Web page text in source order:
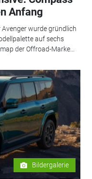
Anfang
wurde gründlich
auf sechs
der Offroad-Marke...
Bildergalerie